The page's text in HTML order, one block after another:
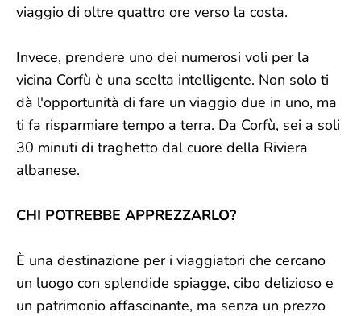
viaggio di oltre quattro ore verso la costa.
Invece, prendere uno dei numerosi voli per la
vicina Corfù è una scelta intelligente. Non solo ti
dà l'opportunità di fare un viaggio due in uno, ma
ti fa risparmiare tempo a terra. Da Corfù, sei a soli
30 minuti di traghetto dal cuore della Riviera
albanese.
CHI POTREBBE APPREZZARLO?
È una destinazione per i viaggiatori che cercano
un luogo con splendide spiagge, cibo delizioso e
un patrimonio affascinante, ma senza un prezzo